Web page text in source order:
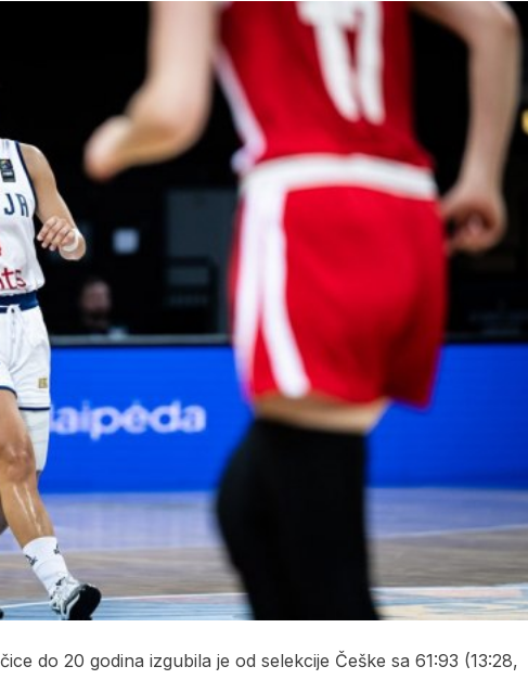
do 20 godina izgubila je od selekcije Češke sa 61:93 (13:28,